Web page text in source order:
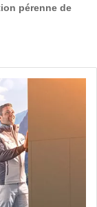
pérenne de